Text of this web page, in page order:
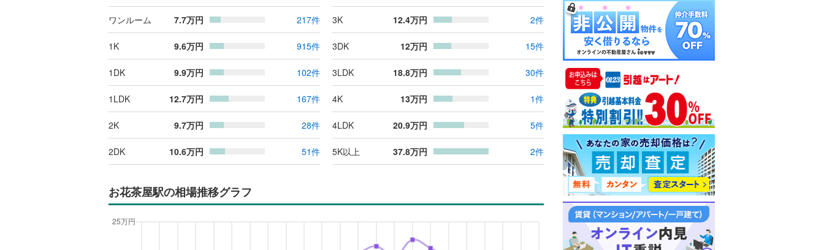
ワンルーム 7.7万円 217件 3K 12.4万円 2件
1K 9.6万円 915件 3DK 12万円 15件
1DK 9.9万円 102件 3LDK 18.8万円 30件
1LDK 12.7万円 167件 4K 13万円 1件
2K 9.7万円 28件 4LDK 20.9万円 5件
2DK 10.6万円 51件 5K以上 37.8万円 2件
お花茶屋駅の相場推移グラフ